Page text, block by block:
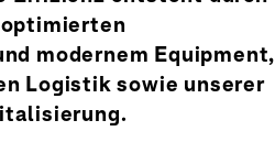
modernem Equipment,
Logistik sowie unserer